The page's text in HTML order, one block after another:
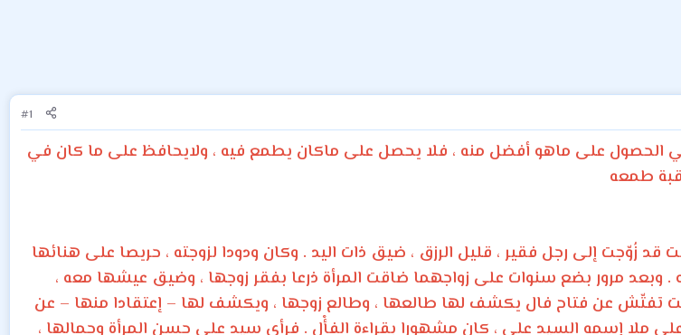
#1
على ماهو أفضل منه ، فلا يحصل على ماكان يطمع فيه ، ولايحافظ على ما كان في
طمعه
زُوّجت إلى رجل فقير ، قليل الرزق ، ضيق ذات اليد . وكان ودودا لزوجته ، حريصا على هنائها
مرور بضع سنوات على زواجهما ضاقت المرأة ذرعا بفقر زوجها ، وضيق عيشها معه ،
عن فتاح فال يكشف لها طالعها ، وطالع زوجها ، ويكشف لها – إعتقادا منها – عن
ملا إسمه السيد علي ، كان مشهورا بقراءة الفأْل . فرأى سيد علي حسن المرأة وجمالها ،